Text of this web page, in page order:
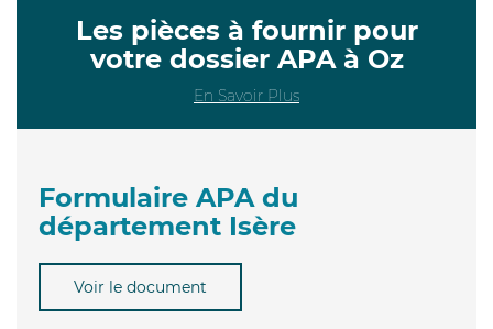
Les pièces à fournir pour
votre dossier APA à Oz
En Savoir Plus
Formulaire APA du
département Isère
Voir le document